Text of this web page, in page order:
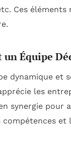
Ces
Équipe
dynamique et
les
synergie pour
et